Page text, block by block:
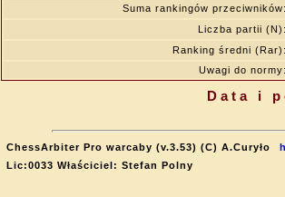
Suma rankingów
Liczba partii
Ranking średni
Uwagi do
Data i
ChessArbiter Pro warcaby (v.3.53) (C) A.Curyło
Lic:0033 Właściciel: Stefan Polny